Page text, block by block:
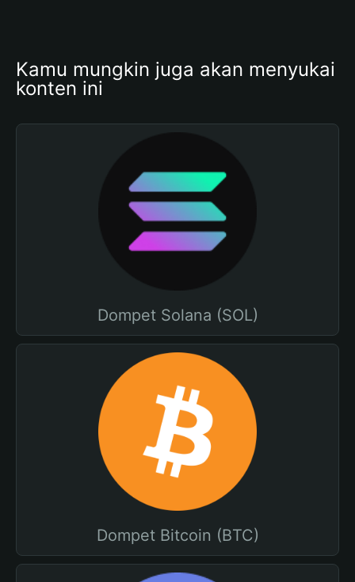
Kamu mungkin juga akan menyukai
konten ini
Dompet Solana (SOL)
Dompet Bitcoin (BTC)